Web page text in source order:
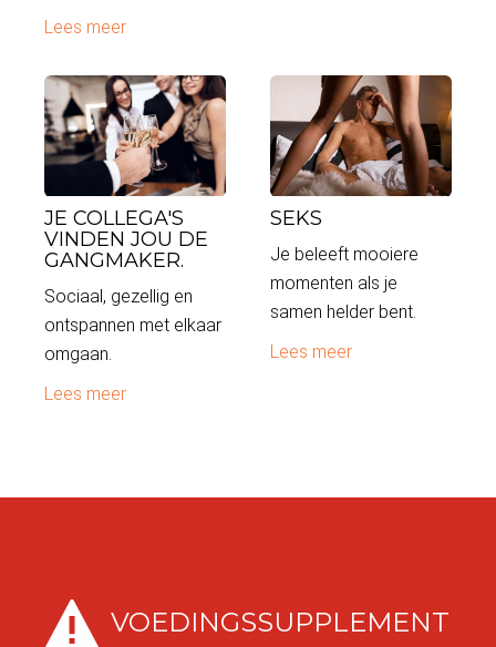
Lees meer
JE COLLEGA'S
VINDEN JOU DE
GANGMAKER.
Sociaal, gezellig en
ontspannen met elkaar
omgaan.
Lees meer
SEKS
Je beleeft mooiere
momenten als je
samen helder bent.
Lees meer
VOEDINGSSUPPLEMENT